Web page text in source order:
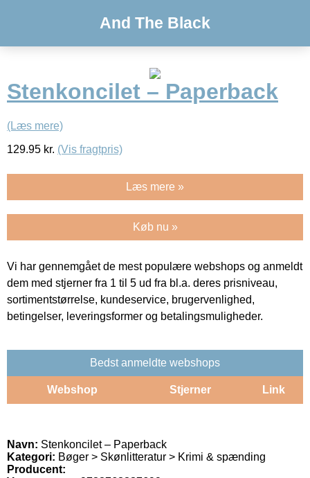
And The Black
Stenkoncilet – Paperback
(Læs mere)
129.95 kr. (Vis fragtpris)
Læs mere »
Køb nu »
Vi har gennemgået de mest populære webshops og anmeldt
dem med stjerner fra 1 til 5 ud fra bl.a. deres prisniveau,
sortimentstørrelse, kundeservice, brugervenlighed,
betingelser, leveringsformer og betalingsmuligheder.
Bedst anmeldte webshops
Webshop Stjerner Link
Navn: Stenkoncilet – Paperback
Kategori: Bøger > Skønlitteratur > Krimi & spænding
Producent: